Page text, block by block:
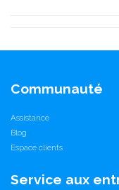
Communauté
Assistance
Blog
Espace clients
Service aux